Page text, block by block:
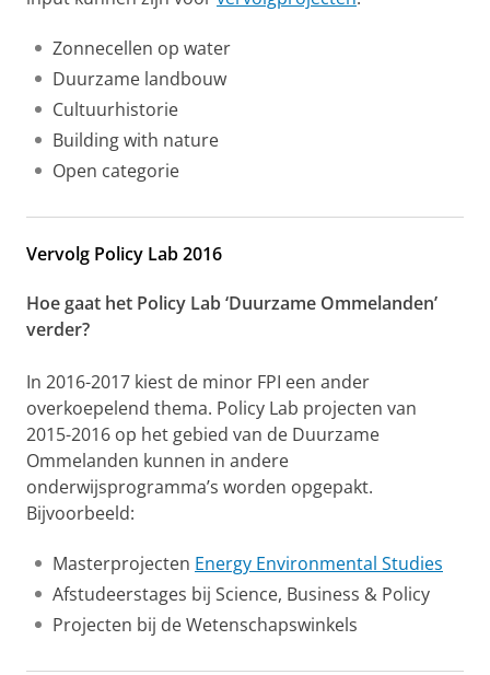
Zonnecellen op water
Duurzame landbouw
Cultuurhistorie
Building with nature
Open categorie
Vervolg Policy Lab 2016
Hoe gaat het Policy Lab ‘Duurzame Ommelanden’
verder?
In 2016-2017 kiest de minor FPI een ander
overkoepelend thema. Policy Lab projecten van
2015-2016 op het gebied van de Duurzame
Ommelanden kunnen in andere
onderwijsprogramma’s worden opgepakt.
Bijvoorbeeld:
Masterprojecten Energy Environmental Studies
Afstudeerstages bij Science, Business & Policy
Projecten bij de Wetenschapswinkels